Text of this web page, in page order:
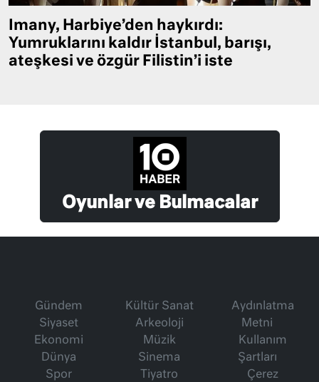
Imany, Harbiye’den haykırdı:
Yumruklarını kaldır İstanbul, barışı,
ateşkesi ve özgür Filistin’i iste
Oyunlar ve Bulmacalar
Gündem
Siyaset
Ekonomi
Dünya
Spor
Kültür Sanat
Arkeoloji
Müzik
Sinema
Tiyatro
Aydınlatma
Metni
Kullanım
Şartları
Çerez